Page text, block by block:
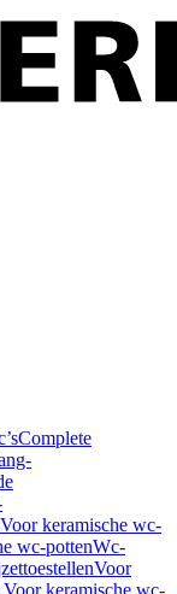
Complete
Voor keramische wc-
wc-pottenWc-
Voor
keramische wc-